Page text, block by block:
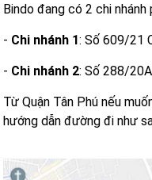
Bindo đang có 2 chi
- Chi nhánh 1: Số 609/21
- Chi nhánh 2: Số 288/
Từ Quận Tân Phú nếu
hướng dẫn đường đi như